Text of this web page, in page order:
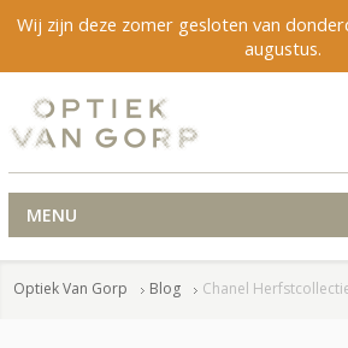
Wij zijn deze zomer gesloten van
augustus.
MENU
Optiek Van Gorp Blog Chanel